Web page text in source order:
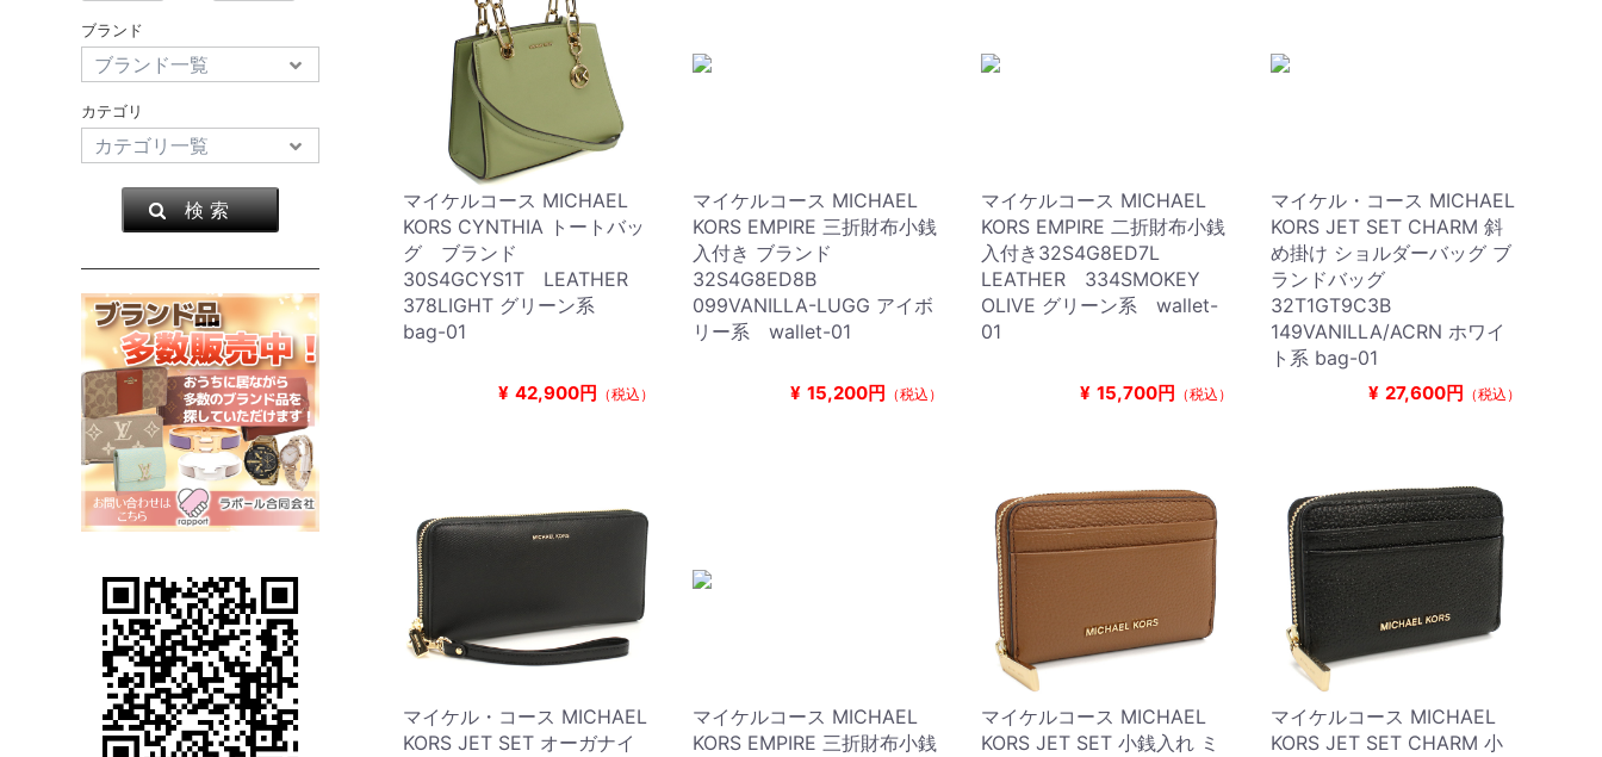
ブランド
カテゴリ
検 索
マイケルコース MICHAEL
KORS CYNTHIA トートバッ
グ ブランド
30S4GCYS1T LEATHER
378LIGHT グリーン系
bag-01
¥ 42,900円 （税込）
マイケルコース MICHAEL
KORS EMPIRE 三折財布小銭
入付き ブランド
32S4G8ED8B
099VANILLA-LUGG アイボ
リー系 wallet-01
¥ 15,200円 （税込）
マイケルコース MICHAEL
KORS EMPIRE 二折財布小銭
入付き32S4G8ED7L
LEATHER 334SMOKEY
OLIVE グリーン系 wallet-
01
¥ 15,700円 （税込）
マイケル・コース MICHAEL
KORS JET SET CHARM 斜
め掛け ショルダーバッグ ブ
ランドバッグ
32T1GT9C3B
149VANILLA/ACRN ホワイ
ト系 bag-01
¥ 27,600円 （税込）
マイケル・コース MICHAEL
KORS JET SET オーガナイ
マイケルコース MICHAEL
KORS EMPIRE 三折財布小銭
マイケルコース MICHAEL
KORS JET SET 小銭入れ ミ
マイケルコース MICHAEL
KORS JET SET CHARM 小